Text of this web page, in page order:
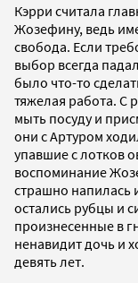
Кэрри считала
Жозефину, ведь
свобода. Если
выбор всегда
было что-то
тяжелая работа. С
мыть посуду и
они с Артуром
упавшие с лотков
воспоминание
страшно напилась
остались рубцы и
произнесенные в
ненавидит дочь и
девять лет.